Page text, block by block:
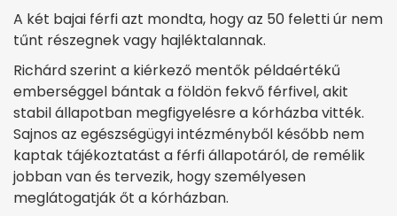
A két bajai férfi azt mondta, hogy az 50 feletti úr nem
tűnt részegnek vagy hajléktalannak.
Richárd szerint a kiérkező mentők példaértékű
emberséggel bántak a földön fekvő férfivel, akit
stabil állapotban megfigyelésre a kórházba vitték.
Sajnos az egészségügyi intézményből később nem
kaptak tájékoztatást a férfi állapotáról, de remélik
jobban van és tervezik, hogy személyesen
meglátogatják őt a kórházban.